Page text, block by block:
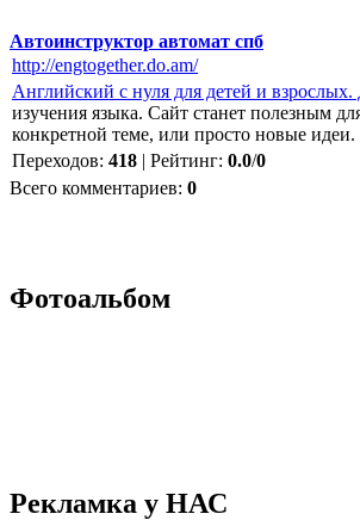
Автоинструктор автомат спб
http://engtogether.do.am/
Английский с нуля для детей и
изучения языка. Сайт станет полезным
конкретной теме, или просто новые
Переходов: 418 | Рейтинг: 0.0/0
Всего комментариев: 0
Фотоальбом
Рекламка у НАС